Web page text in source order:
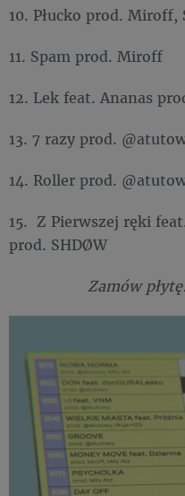
10. Płucko prod.
11. Spam prod. Miroff
12. Lek feat. Ananas
13. 7 razy prod.
14. Roller prod.
15. Z Pierwszej ręki
prod. SHDØW
Zamów